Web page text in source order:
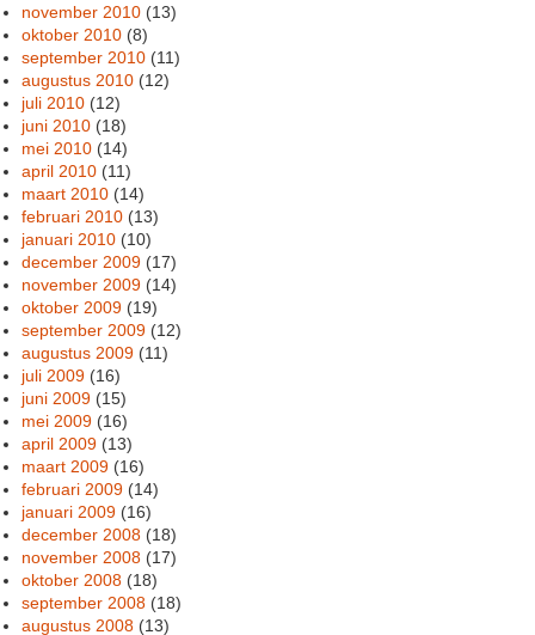
november 2010 (13)
oktober 2010 (8)
september 2010 (11)
augustus 2010 (12)
juli 2010 (12)
juni 2010 (18)
mei 2010 (14)
april 2010 (11)
maart 2010 (14)
februari 2010 (13)
januari 2010 (10)
december 2009 (17)
november 2009 (14)
oktober 2009 (19)
september 2009 (12)
augustus 2009 (11)
juli 2009 (16)
juni 2009 (15)
mei 2009 (16)
april 2009 (13)
maart 2009 (16)
februari 2009 (14)
januari 2009 (16)
december 2008 (18)
november 2008 (17)
oktober 2008 (18)
september 2008 (18)
augustus 2008 (13)